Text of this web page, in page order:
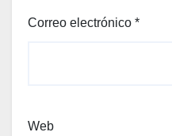
Correo electrónico *
Web